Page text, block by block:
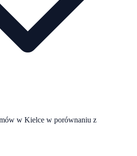
w Kielce w porównaniu z